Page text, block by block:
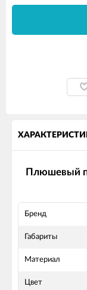
Плюшевый
Бренд
Габариты
Материал
Цвет